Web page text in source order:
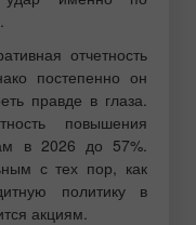
отчетность
постепенно он
правде в глаза.
повышения
в 2026 до 57%.
с тех пор, как
политику в
акциям.